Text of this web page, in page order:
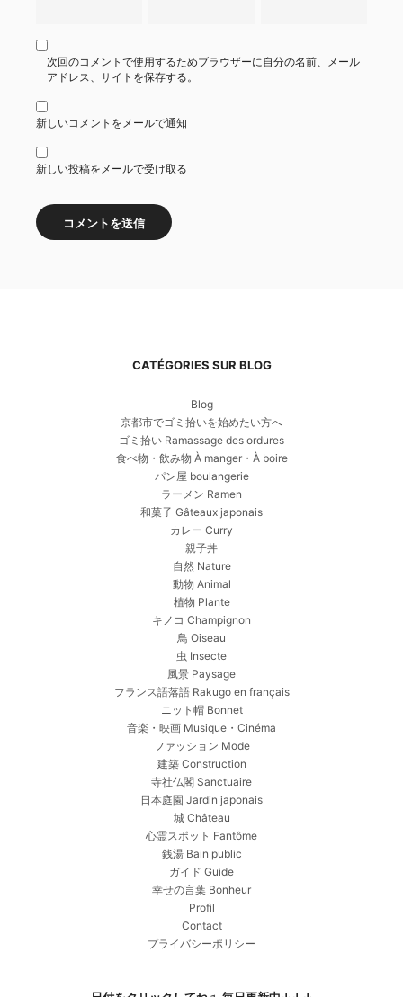
次回のコメントで使用するためブラウザーに自分の名前、メール
アドレス、サイトを保存する。
新しいコメントをメールで通知
新しい投稿をメールで受け取る
CATÉGORIES SUR BLOG
Blog
京都市でゴミ拾いを始めたい方へ
ゴミ拾い Ramassage des ordures
食べ物・飲み物 À manger・À boire
パン屋 boulangerie
ラーメン Ramen
和菓子 Gâteaux japonais
カレー Curry
親子丼
自然 Nature
動物 Animal
植物 Plante
キノコ Champignon
鳥 Oiseau
虫 Insecte
風景 Paysage
フランス語落語 Rakugo en français
ニット帽 Bonnet
音楽・映画 Musique・Cinéma
ファッション Mode
建築 Construction
寺社仏閣 Sanctuaire
日本庭園 Jardin japonais
城 Château
心霊スポット Fantôme
銭湯 Bain public
ガイド Guide
幸せの言葉 Bonheur
Profil
Contact
プライバシーポリシー